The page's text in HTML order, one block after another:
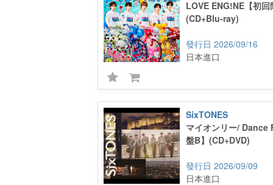
LOVE ENG!NE【初回
(CD+Blu-ray)
2026/09/16
日本進口
SixTONES
マイオンリー/ Dance
盤B】(CD+DVD)
2026/09/09
日本進口